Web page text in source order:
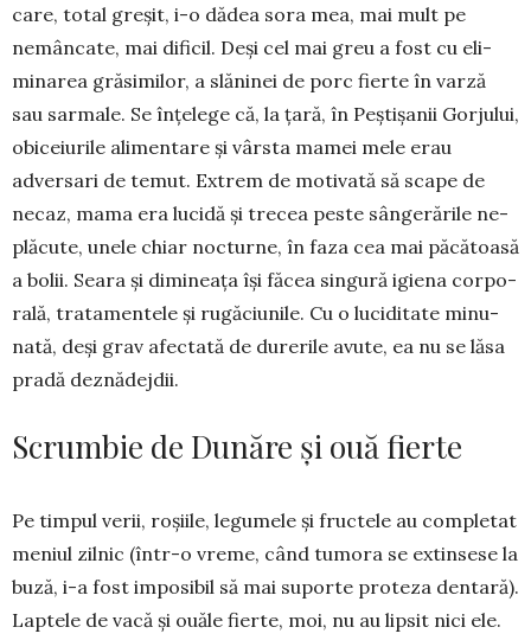
care, to­tal greşit, i-o dădea sora mea, mai mult pe
nemâncate, mai dificil. Deşi cel mai greu a fost cu eli­­
minarea grăsi­milor, a slă­ninei de porc fierte în varză
sau sarmale. Se în­ţelege că, la ţară, în Peşti­şanii Gor­ju­lui,
obiceiurile ali­mentare şi vârsta ma­mei mele erau
adversari de temut. Extrem de motivată să scape de
necaz, mama era lucidă şi tre­cea peste sânge­rările ne­
plăcute, unele chiar nocturne, în faza cea mai păcă­toasă
a bolii. Seara şi dimineaţa îşi făcea sin­gură igiena corpo­
rală, tra­tamentele şi rugăciunile. Cu o luciditate minu­
nată, deşi grav afectată de durerile avute, ea nu se lăsa
pra­dă deznădejdii.
Scrumbie de Dunăre și ouă fierte
Pe timpul verii, roşiile, legumele şi fructele au completat
meniul zilnic (într-o vreme, când tumora se extinsese la
buză, i-a fost imposibil să mai suporte pro­teza dentară).
Laptele de vacă şi ouăle fierte, moi, nu au lipsit nici ele.